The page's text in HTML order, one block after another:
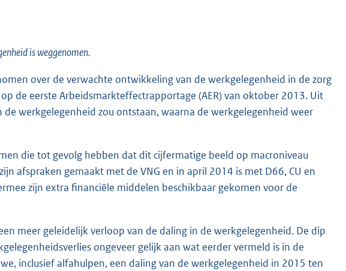
is weggenomen.
over de verwachte ontwikkeling van de werkgelegenheid in de zorg
de eerste Arbeidsmarkteffectrapportage (AER) van oktober 2013. Uit
de werkgelegenheid zou ontstaan, waarna de werkgelegenheid weer
die tot gevolg hebben dat dit cijfermatige beeld op macroniveau
afspraken gemaakt met de VNG en in april 2014 is met D66, CU en
zijn extra financiële middelen beschikbaar gekomen voor de
meer geleidelijk verloop van de daling in de werkgelegenheid. De dip
ongeveer gelijk aan wat eerder vermeld is in de
inclusief alfahulpen, een daling van de werkgelegenheid in 2015 ten